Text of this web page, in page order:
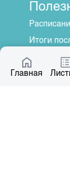
Главная
Итоги
Центр